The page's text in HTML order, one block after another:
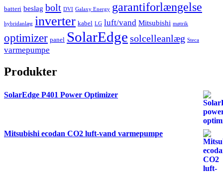
batteri beslag bolt DVI Galaxy Energy garantiforlængelse
hybridanlæg inverter kabel LG luft/vand Mitsubishi møtrik
optimizer panel SolarEdge solcelleanlæg Steca
varmepumpe
Produkter
SolarEdge P401 Power Optimizer
Mitsubishi ecodan CO2 luft-vand varmepumpe